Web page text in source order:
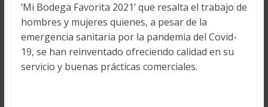
‘Mi Bodega Favorita 2021’ que resalta el trabajo de
hombres y mujeres quienes, a pesar de la
emergencia sanitaria por la pandemia del Covid-
19, se han reinventado ofreciendo calidad en su
servicio y buenas prácticas comerciales.